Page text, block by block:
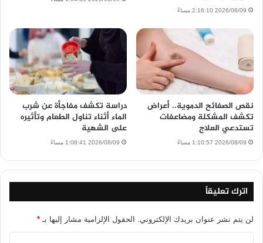
2026/08/09 2:16:10 مساءً
نقص الصفائح الدموية.. أعراض
تكشف المشكلة ومضاعفات
تستدعي العلاج
2026/08/09 1:10:57 مساءً
دراسة تكشف مفاجأة عن شرب
الماء أثناء تناول الطعام وتأثيره
على الشهية
2026/08/09 1:08:41 مساءً
اترك تعليقاً
لن يتم نشر عنوان بريدك الإلكتروني. الحقول الإلزامية مشار إليها بـ *